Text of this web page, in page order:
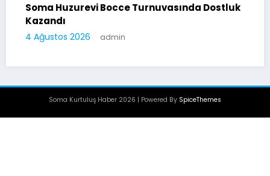
Soma Huzurevi Bocce Turnuvasında Dostluk
Kazandı
4 Ağustos 2026 admin